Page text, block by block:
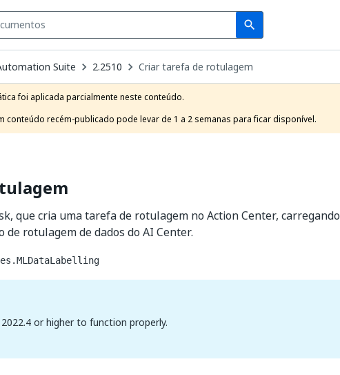
search
Search
Suite 2.2510 Criar tarefa de rotulagem
foi aplicada parcialmente neste conteúdo.
conteúdo recém-publicado pode levar de 1 a 2 semanas para ficar disponível.
que cria uma tarefa de rotulagem no Action Center, carregando
de rotulagem de dados do AI Center.
or higher to function properly.